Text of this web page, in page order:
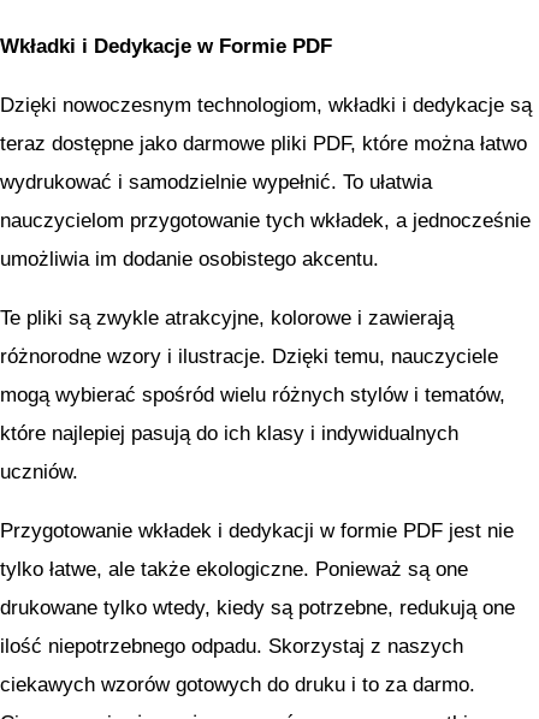
Wkładki i Dedykacje w Formie PDF
Dzięki nowoczesnym technologiom, wkładki i dedykacje są
teraz dostępne jako darmowe pliki PDF, które można łatwo
wydrukować i samodzielnie wypełnić. To ułatwia
nauczycielom przygotowanie tych wkładek, a jednocześnie
umożliwia im dodanie osobistego akcentu.
Te pliki są zwykle atrakcyjne, kolorowe i zawierają
różnorodne wzory i ilustracje. Dzięki temu, nauczyciele
mogą wybierać spośród wielu różnych stylów i tematów,
które najlepiej pasują do ich klasy i indywidualnych
uczniów.
Przygotowanie wkładek i dedykacji w formie PDF jest nie
tylko łatwe, ale także ekologiczne. Ponieważ są one
drukowane tylko wtedy, kiedy są potrzebne, redukują one
ilość niepotrzebnego odpadu. Skorzystaj z naszych
ciekawych wzorów gotowych do druku i to za darmo.